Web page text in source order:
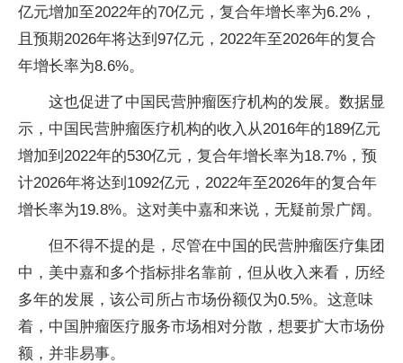
亿元增加至2022年的70亿元，复合年增长率为6.2%，
且预期2026年将达到97亿元，2022年至2026年的复合
年增长率为8.6%。
这也促进了中国民营肿瘤医疗机构的发展。数据显
示，中国民营肿瘤医疗机构的收入从2016年的189亿元
增加到2022年的530亿元，复合年增长率为18.7%，预
计2026年将达到1092亿元，2022年至2026年的复合年
增长率为19.8%。这对美中嘉和来说，无疑前景广阔。
但不得不提的是，尽管在中国的民营肿瘤医疗集团
中，美中嘉和多个指标排名靠前，但从收入来看，历经
多年的发展，该公司所占市场份额仅为0.5%。这意味
着，中国肿瘤医疗服务市场相对分散，想要扩大市场份
额，并非易事。